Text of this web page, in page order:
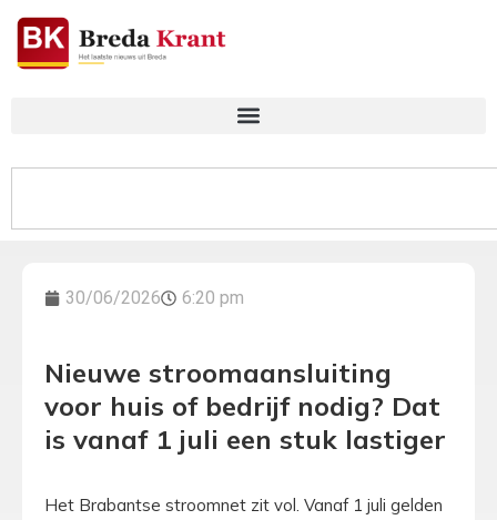
30/06/2026 6:20 pm
Nieuwe stroomaansluiting
voor huis of bedrijf nodig? Dat
is vanaf 1 juli een stuk lastiger
Het Brabantse stroomnet zit vol. Vanaf 1 juli gelden